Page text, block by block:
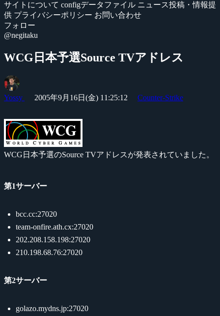
サイトについて configデータファイル ニュース投稿・情報提
供 プライバシーポリシー お問い合わせ
フォロー
@negitaku
WCG日本予選Source TVアドレス
Yossy 2005年9月16日(金) 11:25:12 Counter-Strike
WCG日本予選のSource TVアドレスが発表されていました。
第1サーバー
bcc.cc:27020
team-onfire.ath.cx:27020
202.208.158.198:27020
210.198.68.76:27020
第2サーバー
golazo.mydns.jp:27020